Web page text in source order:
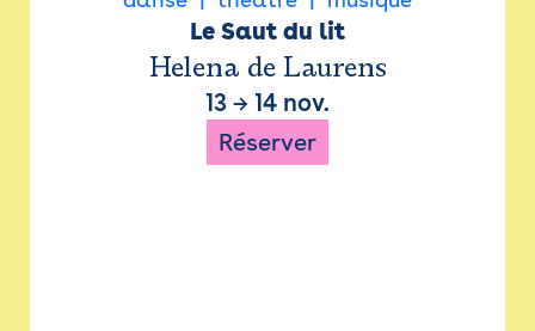
Le Saut du lit
Helena de Laurens
13 → 14 nov.
Réserver